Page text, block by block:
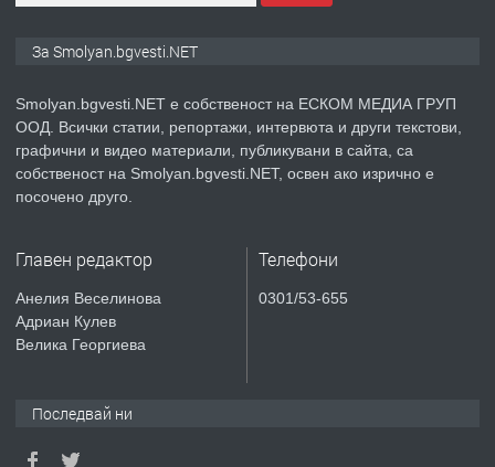
преди 2 години
ПРЕДЛАГА КЪЩА В МАРОНЯ
ТЪРСИ
За Smolyan.bgvesti.NET
Smolyan.bgvesti.NET е собственост на ЕСКОМ МЕДИА ГРУП
ООД. Всички статии, репортажи, интервюта и други текстови,
графични и видео материали, публикувани в сайта, са
собственост на Smolyan.bgvesti.NET, освен ако изрично е
посочено друго.
Главен редактор
Анелия Веселинова
Адриан Кулев
Велика Георгиева
Телефони
0301/53-655
Последвай ни